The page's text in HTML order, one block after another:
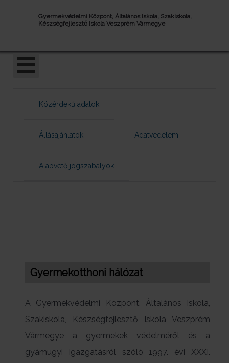
Gyermekvédelmi Központ, Általános Iskola, Szakiskola,
Készségfejlesztő Iskola Veszprém Vármegye
Közérdekű adatok
Állásajánlatok Adatvédelem
Alapvető jogszabályok
Gyermekotthoni hálózat
A Gyermekvédelmi Központ, Általános Iskola,
Szakiskola, Készségfejlesztő Iskola Veszprém
Vármegye a gyermekek védelméről és a
gyámügyi igazgatásról szóló 1997. évi XXXI.